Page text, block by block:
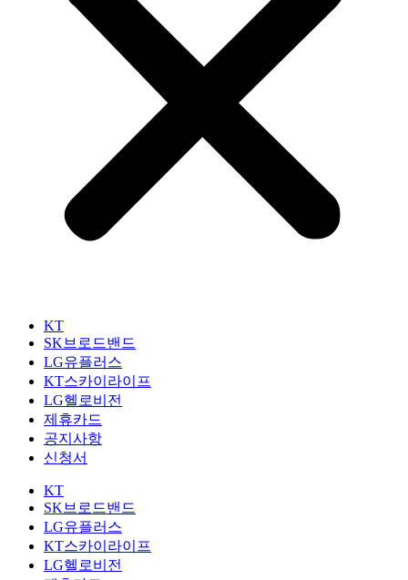
KT
SK브로드밴드
LG유플러스
KT스카이라이프
LG헬로비전
제휴카드
공지사항
신청서
KT
SK브로드밴드
LG유플러스
KT스카이라이프
LG헬로비전